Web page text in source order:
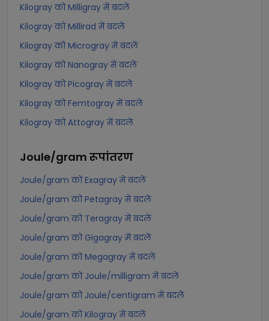
Kilogray को Milligray में बदलें
Kilogray को Millirad में बदलें
Kilogray को Microgray में बदलें
Kilogray को Nanogray में बदलें
Kilogray को Picogray में बदलें
Kilogray को Femtogray में बदलें
Kilogray को Attogray में बदलें
Joule/gram रूपांतरण
Joule/gram को Exagray में बदलें
Joule/gram को Petagray में बदलें
Joule/gram को Teragray में बदलें
Joule/gram को Gigagray में बदलें
Joule/gram को Megagray में बदलें
Joule/gram को Joule/milligram में बदलें
Joule/gram को Joule/centigram में बदलें
Joule/gram को Kilogray में बदलें